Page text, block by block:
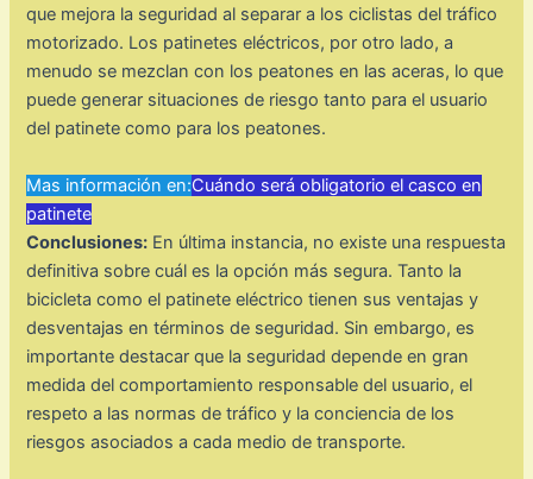
que mejora la seguridad al separar a los ciclistas del tráfico
motorizado. Los patinetes eléctricos, por otro lado, a
menudo se mezclan con los peatones en las aceras, lo que
puede generar situaciones de riesgo tanto para el usuario
del patinete como para los peatones.
Mas información en:Cuándo será obligatorio el casco en
patinete
Conclusiones: En última instancia, no existe una respuesta
definitiva sobre cuál es la opción más segura. Tanto la
bicicleta como el patinete eléctrico tienen sus ventajas y
desventajas en términos de seguridad. Sin embargo, es
importante destacar que la seguridad depende en gran
medida del comportamiento responsable del usuario, el
respeto a las normas de tráfico y la conciencia de los
riesgos asociados a cada medio de transporte.